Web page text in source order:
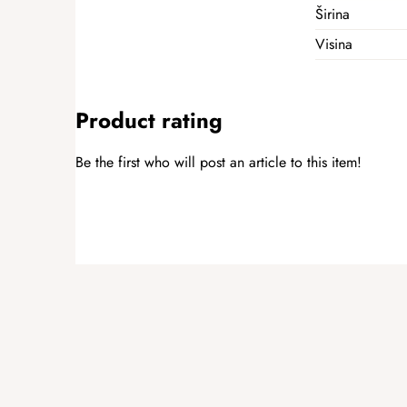
Širina
Visina
Product rating
Be the first who will post an article to this item!